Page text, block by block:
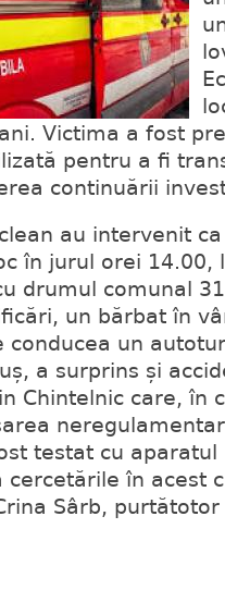
Victima a fost
pentru a fi
continuării
au intervenit
în jurul orei 14.00,
drumul comunal
un bărbat în
conducea un
a surprins și
Chintelnic care, în
testat cu
cercetările în acest
Sârb, purtătotor